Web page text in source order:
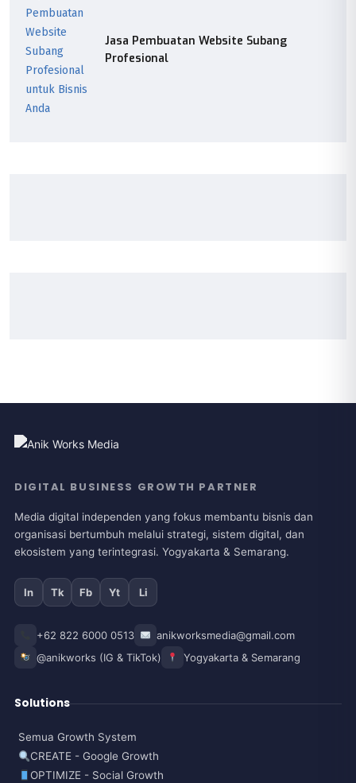
Jasa Pembuatan Website Subang
Profesional
DIGITAL BUSINESS GROWTH PARTNER
Media digital independen yang fokus membantu bisnis dan
organisasi bertumbuh melalui strategi, sistem digital, dan
ekosistem yang terintegrasi. Yogyakarta & Semarang.
In Tk Fb Yt Li
+62 822 6000 0513
anikworksmedia@gmail.com
@anikworks (IG & TikTok)
Yogyakarta & Semarang
Solutions
Semua Growth System
CREATE - Google Growth
OPTIMIZE - Social Growth